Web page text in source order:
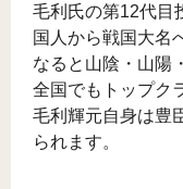
毛利氏の第12代目
国人から戦国大名
なると山陰・山陽
全国でもトップク
毛利輝元自身は豊
られます。